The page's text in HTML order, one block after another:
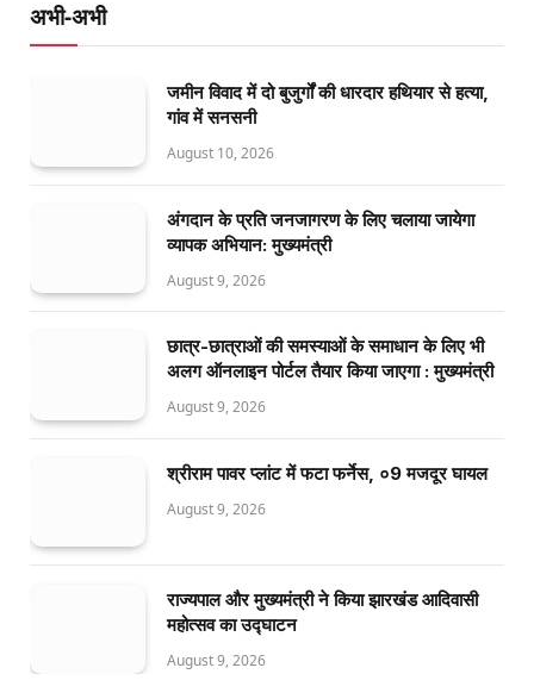
अभी-अभी
जमीन विवाद में दो बुजुर्गों की धारदार हथियार से हत्या,
गांव में सनसनी
August 10, 2026
अंगदान के प्रति जनजागरण के लिए चलाया जायेगा
व्यापक अभियान: मुख्यमंत्री
August 9, 2026
छात्र-छात्राओं की समस्याओं के समाधान के लिए भी
अलग ऑनलाइन पोर्टल तैयार किया जाएगा : मुख्यमंत्री
August 9, 2026
श्रीराम पावर प्लांट में फटा फर्नेस, ०9 मजदूर घायल
August 9, 2026
राज्यपाल और मुख्यमंत्री ने किया झारखंड आदिवासी
महोत्सव का उद्घाटन
August 9, 2026